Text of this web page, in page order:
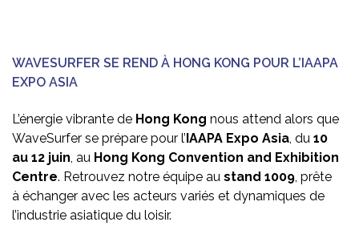
WAVESURFER SE REND À HONG KONG POUR L’IAAPA
EXPO ASIA
L’énergie vibrante de Hong Kong nous attend alors que
WaveSurfer se prépare pour l’IAAPA Expo Asia, du 10
au 12 juin, au Hong Kong Convention and Exhibition
Centre. Retrouvez notre équipe au stand 1009, prête
à échanger avec les acteurs variés et dynamiques de
l’industrie asiatique du loisir.